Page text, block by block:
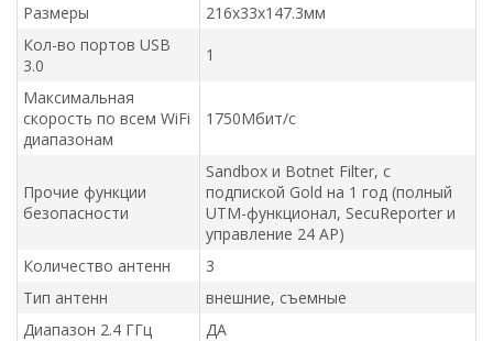
Размеры
216x33x147.3мм
Кол-во портов USB
3.0
1
Максимальная
скорость по всем WiFi
диапазонам
1750Мбит/с
Прочие функции
безопасности
Sandbox и Botnet Filter, с
подпиской Gold на 1 год (полный
UTM-функционал, SecuReporter и
управление 24 AP)
Количество антенн
3
Тип антенн
внешние, съемные
Диапазон 2.4 ГГц
ДА